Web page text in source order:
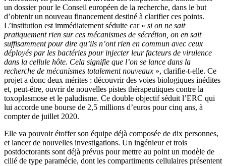
un dossier pour le Conseil européen de la recherche, dans le but
d’obtenir un nouveau financement destiné à clarifier ces points.
L’institution est immédiatement séduite car « si on ne sait
pratiquement rien sur ces mécanismes de sécrétion, on en sait
suffisamment pour dire qu’ils n’ont rien en commun avec ceux
déployés par les bactéries pour injecter leur facteurs de virulence
dans la cellule hôte. Cela signifie que l’on se lance dans la
recherche de mécanismes totalement nouveaux », clarifie-t-elle. Ce
projet a donc deux mérites : découvrir des voies biologiques inédites
et, peut-être, ouvrir de nouvelles pistes thérapeutiques contre la
toxoplasmose et le paludisme. Ce double objectif séduit l’ERC qui
lui accorde une bourse de 2,5 millions d’euros pour cinq ans, à
compter de juillet 2020.
Elle va pouvoir étoffer son équipe déjà composée de dix personnes,
et lancer de nouvelles investigations. Un ingénieur et trois
postdoctorants sont déjà prévus pour mettre au point un modèle de
cilié de type paramécie, dont les compartiments cellulaires présentent